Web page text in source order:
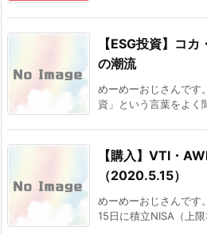
【ESG投資】コ
の潮流
めーめーおじさんです
資」という言葉をよく
【購入】VTI・
（2020.5.15）
めーめーおじさんです
15日に積立NISA（上